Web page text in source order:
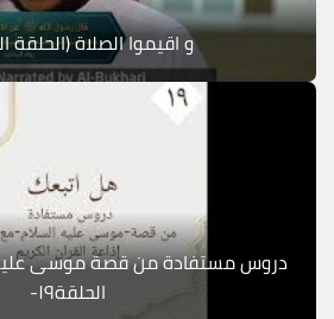
و اقيموا الصلاة (الحلقة
دروس مستفادة من قصة موسى
الحلقة١٩-